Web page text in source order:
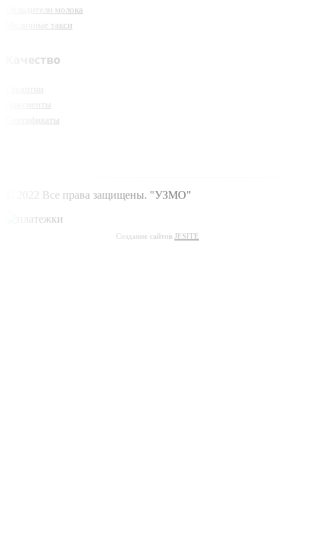
Охладители молока
Молочные такси
Качество
Гарантии
Документы
Сертификаты
© 2022 Все права защищены. "УЗМО"
Создание сайтов JESITE